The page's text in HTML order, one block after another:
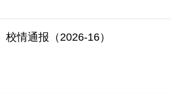
校情通报（2026-16）